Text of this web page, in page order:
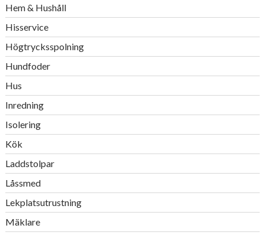
Hem & Hushåll
Hisservice
Högtrycksspolning
Hundfoder
Hus
Inredning
Isolering
Kök
Laddstolpar
Låssmed
Lekplatsutrustning
Mäklare